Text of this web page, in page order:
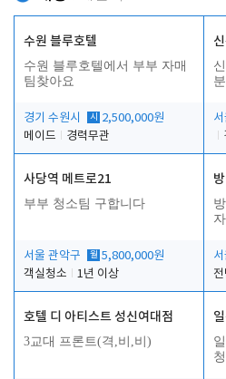
수원 블루호텔
수원 블루호텔에서 부부 자매
팀찾아요
경기 수원시 시
2,500,000원
메이드
경력무관
신촌
사당역 메트로21
부부 청소팀 구합니다
서울 관악구 월 5,800,000원
객실청소
1년 이상
호텔 디 아티스트 성신여대점
3교대 프론트(격,비,비)